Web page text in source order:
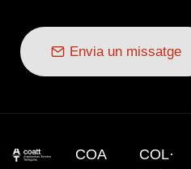
Envia un missatge
COA
COL·